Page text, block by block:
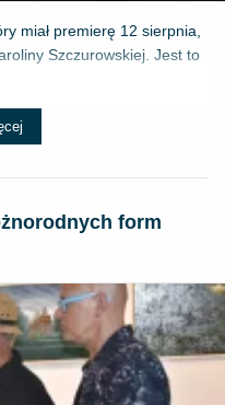
miał premierę 12 sierpnia,
Szczurowskiej. Jest to
form